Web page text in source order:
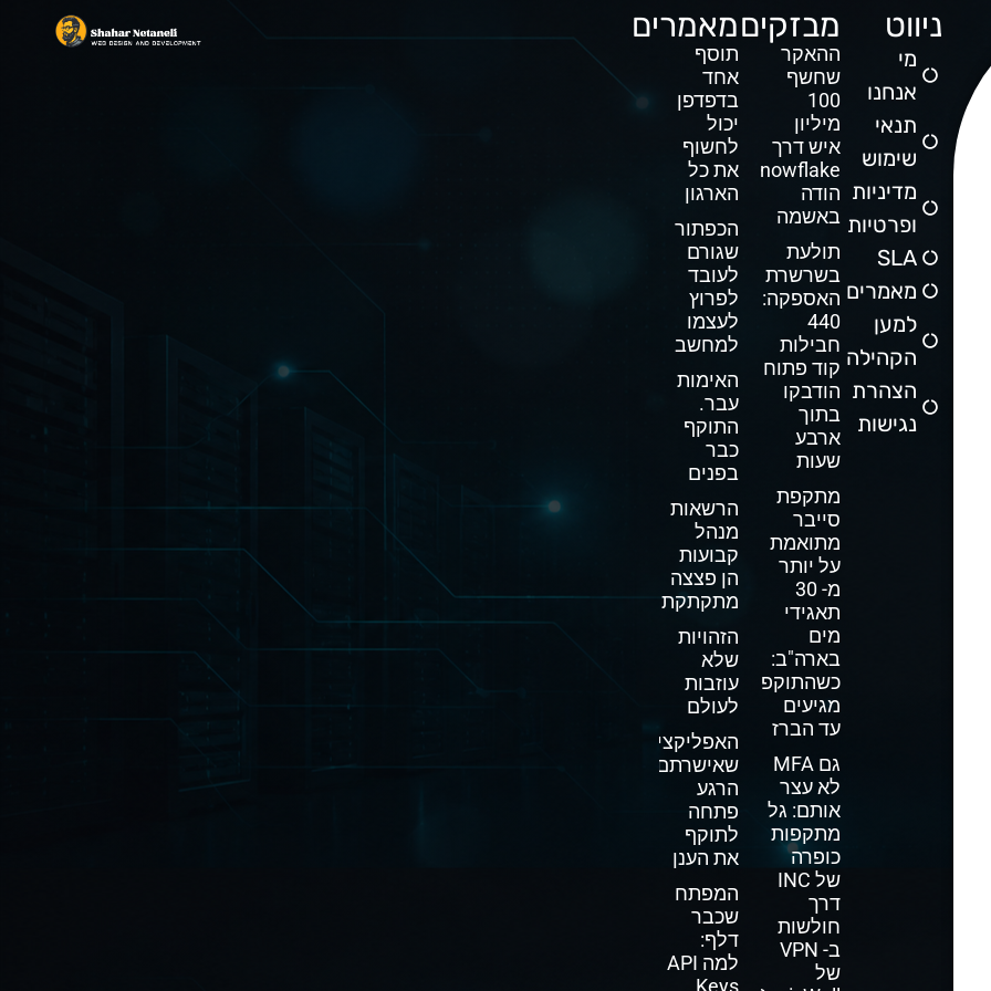
ניווט
מי
אנחנו
תנאי
שימוש
מדיניות
ופרטיות
SLA
מאמרים
למען
הקהילה
הצהרת
נגישות
מבזקים
ההאקר
שחשף
100
מיליון
איש דרך
Snowflake
הודה
באשמה
תולעת
בשרשרת
האספקה:
440
חבילות
קוד פתוח
הודבקו
בתוך
ארבע
שעות
מתקפת
סייבר
מתואמת
על יותר
מ- 30
תאגידי
מים
בארה"ב:
כשהתוקפים
מגיעים
עד הברז
גם MFA
לא עצר
אותם: גל
מתקפות
כופרה
של INC
דרך
חולשות
ב- VPN
של
מאמרים
תוסף
אחד
בדפדפן
יכול
לחשוף
את כל
הארגון
הכפתור
שגורם
לעובד
לפרוץ
לעצמו
למחשב
האימות
עבר.
התוקף
כבר
בפנים
הרשאות
מנהל
קבועות
הן פצצה
מתקתקת
הזהויות
שלא
עוזבות
לעולם
האפליקציה
שאישרתם
הרגע
פתחה
לתוקף
את הענן
המפתח
שכבר
דלף:
למה API